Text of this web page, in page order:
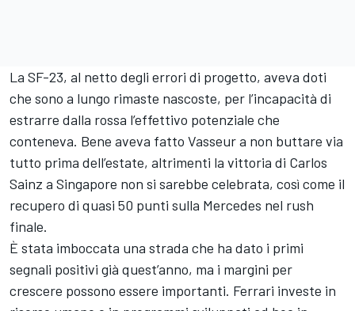
La SF-23, al netto degli errori di progetto, aveva doti
che sono a lungo rimaste nascoste, per l’incapacità di
estrarre dalla rossa l’effettivo potenziale che
conteneva. Bene aveva fatto Vasseur a non buttare via
tutto prima dell’estate, altrimenti la vittoria di Carlos
Sainz a Singapore non si sarebbe celebrata, così come il
recupero di quasi 50 punti sulla Mercedes nel rush
finale.
È stata imboccata una strada che ha dato i primi
segnali positivi già quest’anno, ma i margini per
crescere possono essere importanti. Ferrari investe in